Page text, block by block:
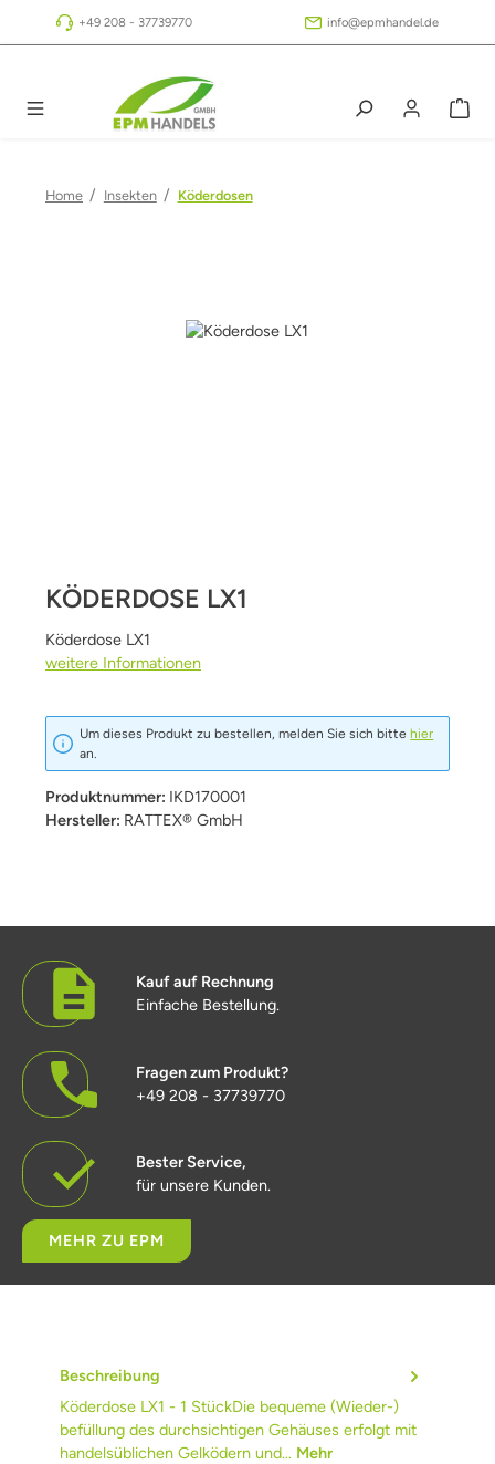
Zum Hauptinhalt springen
+49 208 - 37739770 info@epmhandel.de
Home / Insekten / Köderdosen
Bildergalerie überspringen
KÖDERDOSE LX1
Köderdose LX1
weitere Informationen
Um dieses Produkt zu bestellen, melden Sie sich bitte hier
an.
Produktnummer: IKD170001
Hersteller: RATTEX® GmbH
Kauf auf Rechnung
Einfache Bestellung.
Fragen zum Produkt?
+49 208 - 37739770
Bester Service,
für unsere Kunden.
MEHR ZU EPM
Beschreibung
Köderdose LX1 - 1 StückDie bequeme (Wieder-)
befüllung des durchsichtigen Gehäuses erfolgt mit
handelsüblichen Gelködern und… Mehr